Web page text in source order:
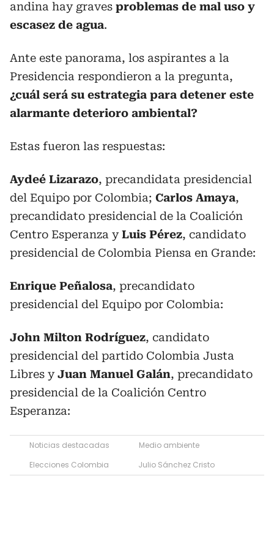
andina hay graves problemas de mal uso y
escasez de agua.
Ante este panorama, los aspirantes a la
Presidencia respondieron a la pregunta,
¿cuál será su estrategia para detener este
alarmante deterioro ambiental?
Estas fueron las respuestas:
Aydeé Lizarazo, precandidata presidencial
del Equipo por Colombia; Carlos Amaya,
precandidato presidencial de la Coalición
Centro Esperanza yLuis Pérez, candidato
presidencial de Colombia Piensa en Grande:
Enrique Peñalosa, precandidato
presidencial del Equipo por Colombia:
John Milton Rodríguez, candidato
presidencial del partido Colombia Justa
Libres yJuan Manuel Galán, precandidato
presidencial de la Coalición Centro
Esperanza:
Noticias destacadas
Medio ambiente
Elecciones Colombia
Julio Sánchez Cristo